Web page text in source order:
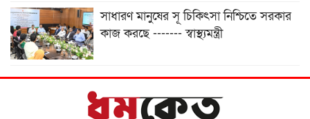
সাধারণ মানুষের সূ চিকিৎসা নিশ্চিতে সরকার
কাজ করছে ------- স্বাস্থ্যমন্ত্রী